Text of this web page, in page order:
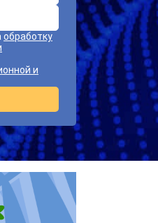
обработку
и